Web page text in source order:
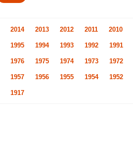
2014 2013 2012 2011 2010
1995 1994 1993 1992 1991
1976 1975 1974 1973 1972
1957 1956 1955 1954 1952
1917